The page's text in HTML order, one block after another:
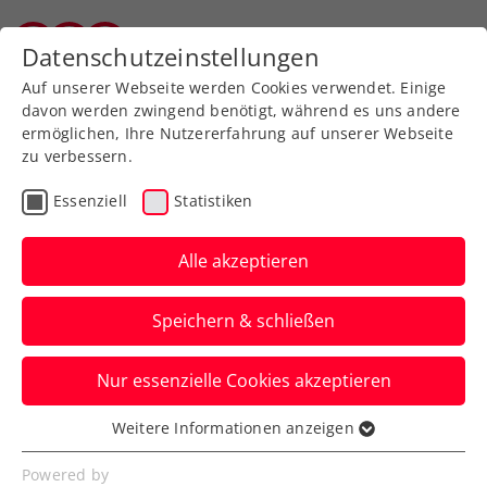
Zurück zur Newsübersicht
Billie Jean King Cup
Billie Jean King Cup:
Mutige ÖTV-Damen
können die US-
Übermacht nicht stoppen
Das Alpstar Austria Billie Jean King Cup
Team unterliegt in Delray Beach mit 0:4.
Verfasst von: Manuel Wachta, 15.04.2023
Datenschutzeinstellungen
Auf unserer Webseite werden Cookies verwendet. Einige
davon werden zwingend benötigt, während es uns andere
ermöglichen, Ihre Nutzererfahrung auf unserer Webseite
zu verbessern.
Essenziell Statistiken
Alle akzeptieren
Speichern & schließen
Nur essenzielle Cookies akzeptieren
Essenziell
Essenzielle Cookies werden für grundlegende
Weitere Informationen anzeigen
Powered by